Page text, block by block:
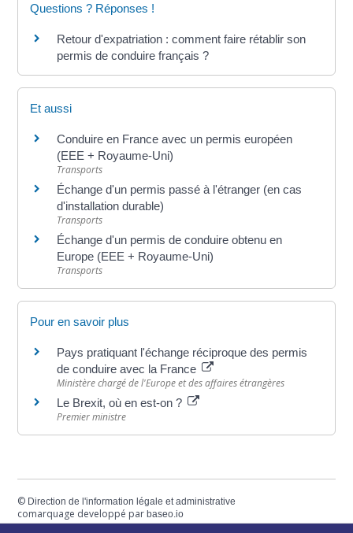
Questions ? Réponses !
Retour d'expatriation : comment faire rétablir son
permis de conduire français ?
Et aussi
Conduire en France avec un permis européen
(EEE + Royaume-Uni)
Transports
Échange d'un permis passé à l'étranger (en cas
d'installation durable)
Transports
Échange d'un permis de conduire obtenu en
Europe (EEE + Royaume-Uni)
Transports
Pour en savoir plus
Pays pratiquant l'échange réciproque des permis
de conduire avec la France
Ministère chargé de l'Europe et des affaires étrangères
Le Brexit, où en est-on ?
Premier ministre
© Direction de l'information légale et administrative
comarquage developpé parbaseo.io